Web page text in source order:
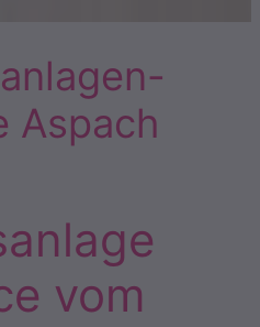
Aspach
vom